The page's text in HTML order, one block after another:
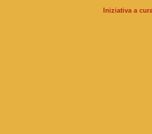
Iniziativa a